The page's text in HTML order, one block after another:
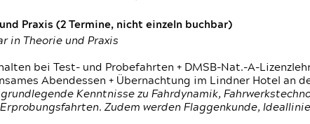
Praxis (2 Termine, nicht einzeln buchbar)
in Theorie und Praxis
bei Test- und Probefahrten + DMSB-Nat.-A-
Abendessen + Übernachtung im Lindner Hotel an
Kenntnisse zu Fahrdynamik,
Zudem werden Flaggenkunde,